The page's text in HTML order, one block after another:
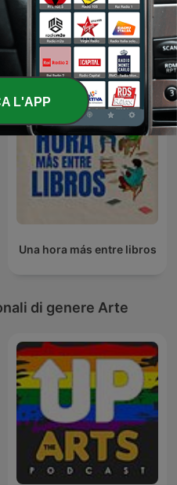
Eneide
Una hora más entre libros
di genere Arte
L'APP